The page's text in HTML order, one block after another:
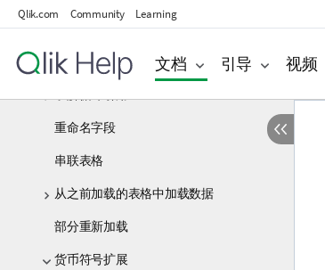
Qlik.com Community Learning
文档 引导 视频
从数据库中加载数据
从内联表加载数据
重命名字段
串联表格
从之前加载的表格中加载数据
部分重新加载
货币符号扩展